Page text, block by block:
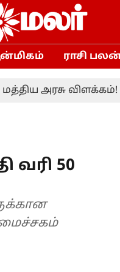
ராசி
அரசு விளக்கம்!
50